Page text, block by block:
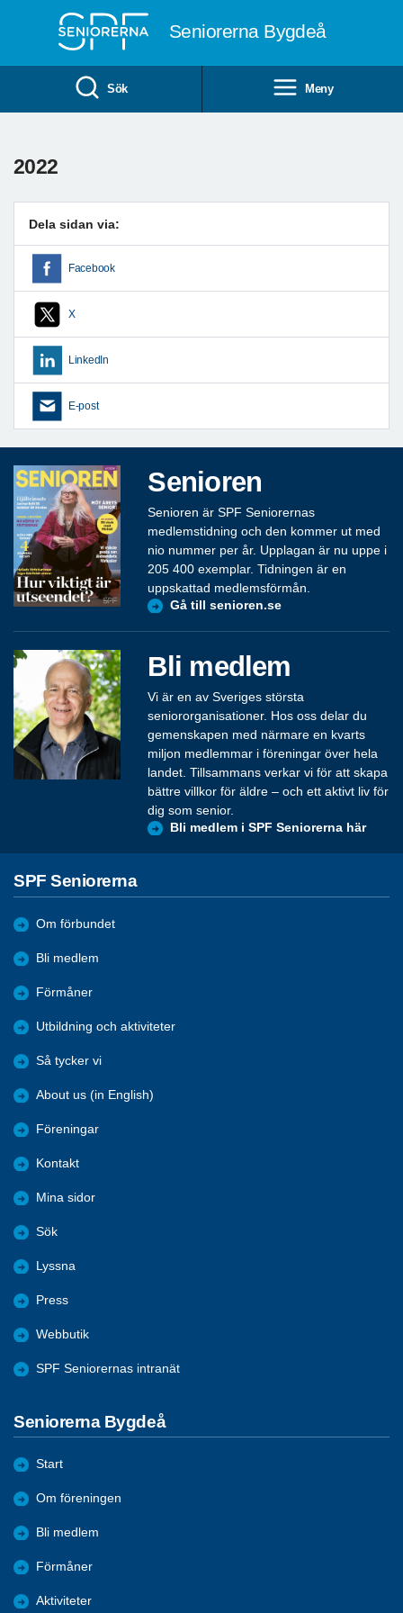
Seniorerna Bygdeå
Sök Meny
2022
Dela sidan via:
Facebook
X
LinkedIn
E-post
Senioren
Senioren är SPF Seniorernas
medlemstidning och den kommer ut med
nio nummer per år. Upplagan är nu uppe i
205 400 exemplar. Tidningen är en
uppskattad medlemsförmån.
Gå till senioren.se
Bli medlem
Vi är en av Sveriges största
seniororganisationer. Hos oss delar du
gemenskapen med närmare en kvarts
miljon medlemmar i föreningar över hela
landet. Tillsammans verkar vi för att skapa
bättre villkor för äldre – och ett aktivt liv för
dig som senior.
Bli medlem i SPF Seniorerna här
SPF Seniorerna
Om förbundet
Bli medlem
Förmåner
Utbildning och aktiviteter
Så tycker vi
About us (in English)
Föreningar
Kontakt
Mina sidor
Sök
Lyssna
Press
Webbutik
SPF Seniorernas intranät
Seniorerna Bygdeå
Start
Om föreningen
Bli medlem
Förmåner
Aktiviteter